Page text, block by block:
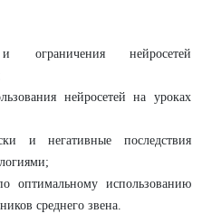
ограничения нейросетей
нейросетей на уроках
и негативные последствия
оптимальному использованию
среднего звена.